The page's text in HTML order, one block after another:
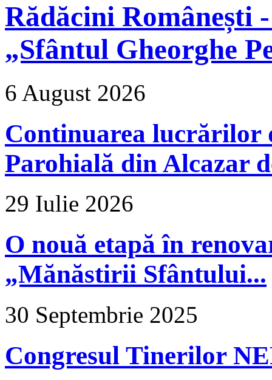
Rădăcini Românești
„Sfântul Gheorghe
6 August 2026
Continuarea lucrărilor
Parohială din Alcazar
29 Iulie 2026
O nouă etapă în
„Mănăstirii Sfântului...
30 Septembrie 2025
Congresul Tinerilor